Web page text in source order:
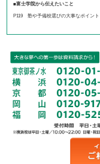
■富士学院から伝えたいこと
P119 塾や予備校選びの大事なポイント